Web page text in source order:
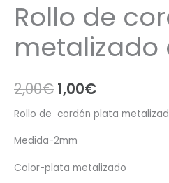
Rollo de
metalizado
2,00€ El
precio
original
era:
1,00€El
precio
es:
Rollo de cordón plata
Medida-2mm
Color-plata metalizado